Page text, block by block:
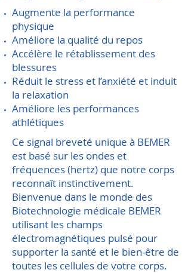
Augmente la performance
physique
Améliore la qualité du repos
Accélère le rétablissement des
blessures
Réduit le stress et l’anxiété et induit
la relaxation
Améliore les performances
athlétiques
Ce signal breveté unique à BEMER
est basé sur les ondes et
fréquences (hertz) que notre corps
reconnaît instinctivement.
Bienvenue dans le monde des
Biotechnologie médicale BEMER
utilisant les champs
électromagnétiques pulsé pour
supporter la santé et le bien-être de
toutes les cellules de votre corps.